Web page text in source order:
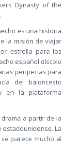
Dynasty of the
es una historia
la misión de viajar
estrella para los
español díscolo
peripecias para
del baloncesto
en la plataforma
a partir de la
estadounidense. La
parece mucho al